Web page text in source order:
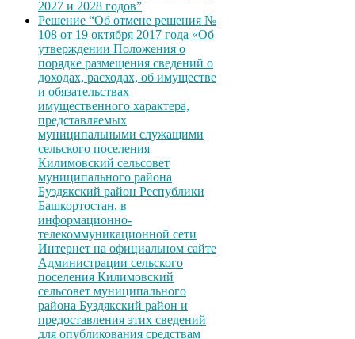
2027 и 2028 годов”
Решение “Об отмене решения №
108 от 19 октября 2017 года «Об
утверждении Положения о
порядке размещения сведений о
доходах, расходах, об имуществе
и обязательствах
имущественного характера,
представляемых
муниципальными служащими
сельского поселения
Килимовский сельсовет
муниципального района
Буздякский район Республики
Башкортостан, в
информационно-
телекоммуникационной сети
Интернет на официальном сайте
Администрации сельского
поселения Килимовский
сельсовет муниципального
района Буздякский район и
предоставления этих сведений
для опубликования средствам